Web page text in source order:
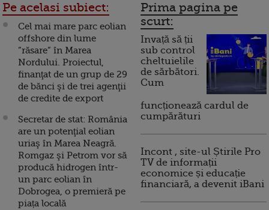
Pe acelasi subiect:
Cel mai mare parc eolian
offshore din lume
”răsare” în Marea
Nordului. Proiectul,
finanţat de un grup de 29
de bănci şi de trei agenţii
de credite de export
Secretar de stat: România
are un potenţial eolian
uriaş în Marea Neagră.
Romgaz şi Petrom vor să
producă hidrogen într-
un parc eolian în
Dobrogea, o premieră pe
piața locală
Prima pagina pe
scurt:
Invață să ții
sub control
cheltuielile
de sărbători.
Cum
funcționează cardul de
cumpărături
Incont , site-ul Știrile Pro
TV de informații
economice și educație
financiară, a devenit iBani